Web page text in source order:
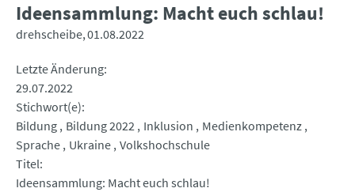
Ideensammlung: Macht euch schlau!
drehscheibe 01.08.2022
Letzte Änderung
29.07.2022
Stichwort(e)
Bildung Bildung 2022 Inklusion
Medienkompetenz
Sprache Ukraine Volkshochschule
Titel
Ideensammlung: Macht euch schlau!